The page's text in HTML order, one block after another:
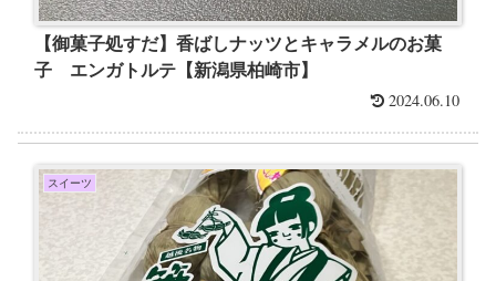
【御菓子処すだ】香ばしナッツとキャラメルのお菓
子 エンガトルテ【新潟県柏崎市】
2024.06.10
スイーツ